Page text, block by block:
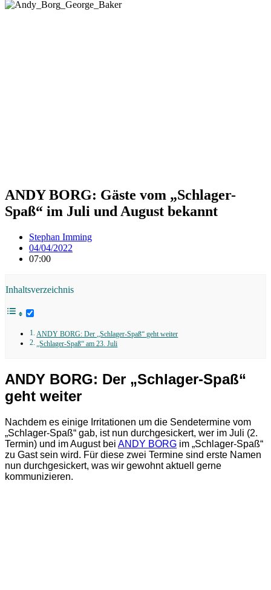
ANDY BORG: Gäste vom „Schlager-
Spaß“ im Juli und August bekannt
Stephan Imming
04/04/2022
07:00
Inhaltsverzeichnis
ANDY BORG: Der „Schlager-Spaß“ geht weiter
„Schlager-Spaß“ am 23. Juli
ANDY BORG: Der „Schlager-Spaß“
geht weiter
Nachdem es einige Irritationen um die Sendetermine vom
„Schlager-Spaß“ gab, ist nun durchgesickert, wer im Juli (2.
Termin) und im August bei ANDY BORG im „Schlager-Spaß“
zu Gast sein wird. Für diese zwei Termine sind erste Namen
nun durchgesickert, was wir gewohnt aktuell gerne
kommunizieren.